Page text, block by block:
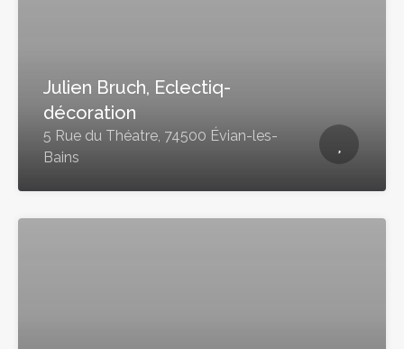
Julien Bruch, Eclectiq-
décoration
5 Rue du Théatre, 74500 Évian-les-
Bains